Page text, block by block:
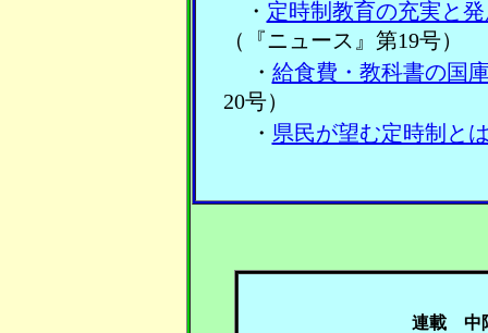
・ 定時制教育の充実と
（『ニュース』第19号）
・ 給食費・教科書の国
20号）
・ 県民が望む定時制と
連載 中